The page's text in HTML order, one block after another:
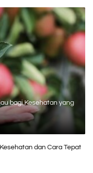
bagi Kesehatan yang
dan Cara Tepat